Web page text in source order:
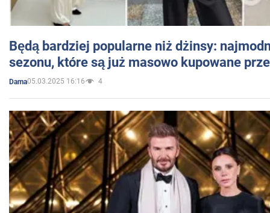
Będą bardziej popularne niż dżinsy:
sezonu, które są już masowo kupowane
Dama05.03.2025 16:16 4